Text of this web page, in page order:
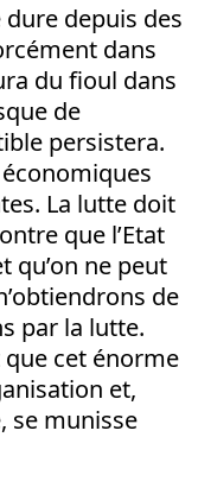
depuis des
dans
du fioul dans
de
persistera.
La lutte doit
que l’Etat
qu’on ne peut
de
par la lutte.
que cet énorme
et,
se munisse